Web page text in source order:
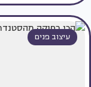
עיצוב פנים